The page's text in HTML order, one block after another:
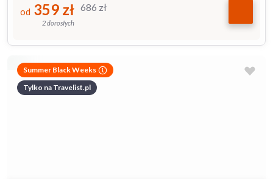
686 zł
od 359 zł
2 dorosłych
Summer Black Weeks
Tylko na Travelist.pl